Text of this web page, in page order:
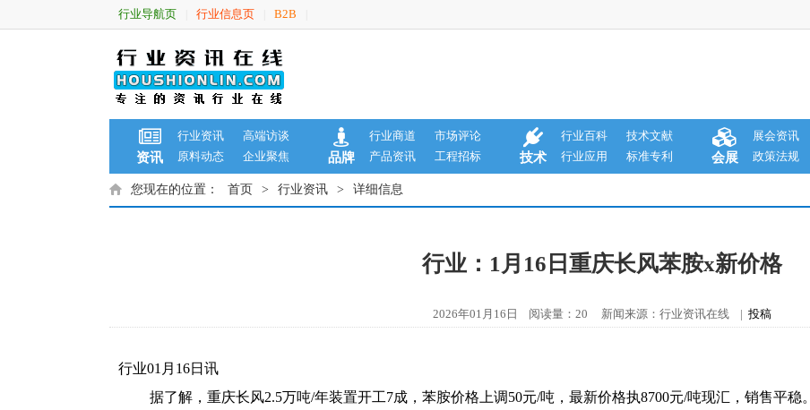
行业导航页 行业信息页 B2B
资讯
行业资讯
高端访谈
原料动态
企业聚焦 品牌
行业商道
市场评论
产品资讯
工程招标 技术
行业百科
技术文献
行业应用
标准专利 会展
展会资讯
政策法规
您现在的位置： 首页 > 行业资讯 > 详细信息
行业：1月16日重庆长风苯胺x新价格
2026年01月16日 阅读量：20 新闻来源：行业资讯在线 | 投稿
行业01月16日讯
据了解，重庆长风2.5万吨/年装置开工7成，苯胺价格上调50元/吨，最新价格执8700元/吨现汇，销售平稳。